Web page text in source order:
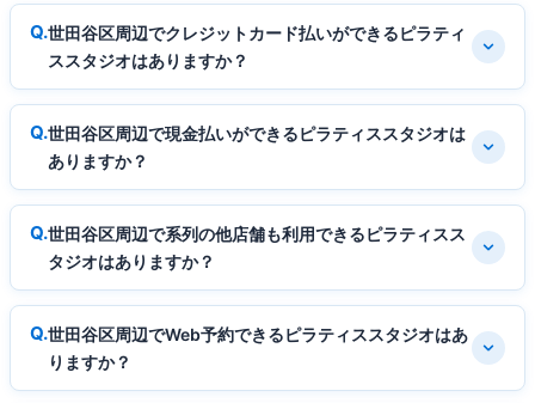
世田谷区周辺でクレジットカード払いができるピラティ
ススタジオはありますか？
世田谷区周辺で現金払いができるピラティススタジオは
ありますか？
世田谷区周辺で系列の他店舗も利用できるピラティスス
タジオはありますか？
世田谷区周辺でWeb予約できるピラティススタジオはあ
りますか？